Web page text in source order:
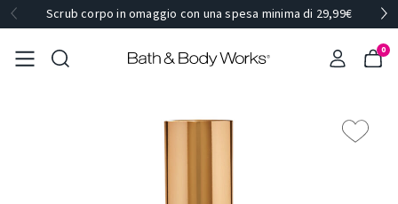
Scrub corpo in omaggio con una spesa minima di 29,99€
0